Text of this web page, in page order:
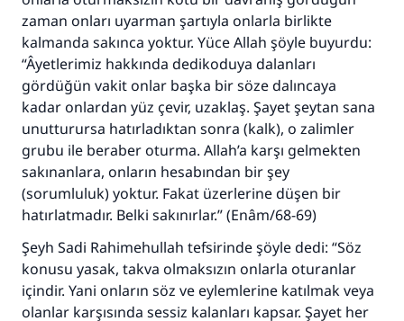
zaman onları uyarman şartıyla onlarla birlikte
kalmanda sakınca yoktur. Yüce Allah şöyle buyurdu:
“Âyetlerimiz hakkında dedikoduya dalanları
gördüğün vakit onlar başka bir söze dalıncaya
kadar onlardan yüz çevir, uzaklaş. Şayet şeytan sana
unutturursa hatırladıktan sonra (kalk), o zalimler
grubu ile beraber oturma. Allah’a karşı gelmekten
sakınanlara, onların hesabından bir şey
(sorumluluk) yoktur. Fakat üzerlerine düşen bir
hatırlatmadır. Belki sakınırlar.” (Enâm/68-69)
Şeyh Sadi Rahimehullah tefsirinde şöyle dedi: “Söz
konusu yasak, takva olmaksızın onlarla oturanlar
içindir. Yani onların söz ve eylemlerine katılmak veya
olanlar karşısında sessiz kalanları kapsar. Şayet her
110845 Nolu Cevap, bir evliliği
kurtardı.
Ümmete cevapları ulaştırmak için bizi destekle
Rasulullah ﷺ şöyle dedi:
Her kim bir hayra yol gösterirse , hayrı yapan
kişinin sevabı kadar ona sevap yazılır.
(MUSLIM 1893)
Şimdi katkı yapın!